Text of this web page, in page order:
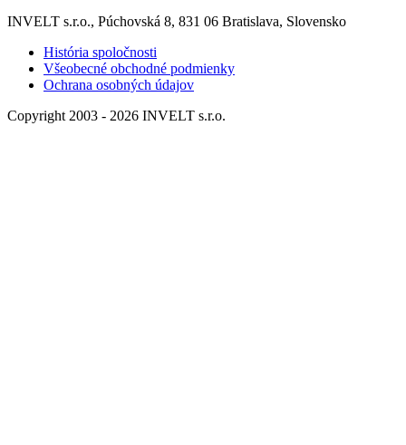
INVELT s.r.o., Púchovská 8, 831 06 Bratislava, Slovensko
História spoločnosti
Všeobecné obchodné podmienky
Ochrana osobných údajov
Copyright 2003 - 2026 INVELT s.r.o.